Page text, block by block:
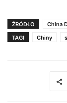
ŹRÓDŁO
China
TAGI
Chiny